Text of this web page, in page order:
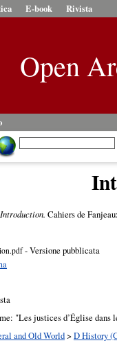
E-book Rivista
Open
Introduction. Cahiers de
- Versione pubblicata
"Les justices d’Église
and Old World> D History